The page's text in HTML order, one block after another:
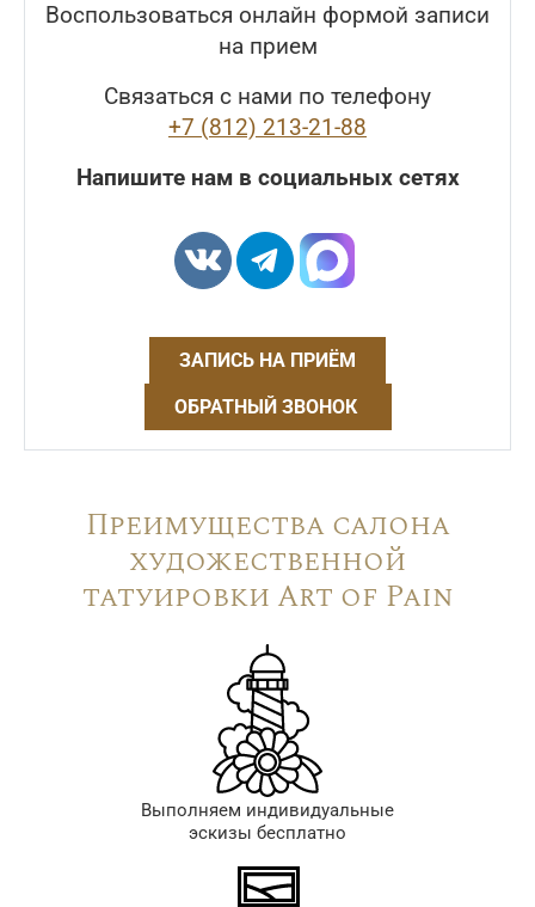
Воспользоваться онлайн формой записи
на прием
Связаться с нами по телефону
+7 (812) 213-21-88
Напишите нам в социальных сетях
ЗАПИСЬ НА ПРИЁМ
ОБРАТНЫЙ ЗВОНОК
Преимущества салона
художественной
татуировки Art of Pain
Выполняем индивидуальные
эскизы бесплатно